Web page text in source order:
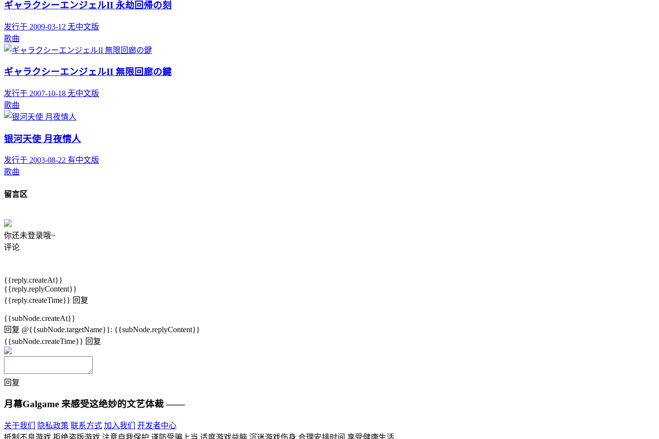
ギャラクシーエンジェルII 永劫回帰の刻
发行于 2009-03-12 无中文版
歌曲
ギャラクシーエンジェルII 無限回廊の鍵
发行于 2007-10-18 无中文版
歌曲
银河天使 月夜情人
发行于 2003-08-22 有中文版
歌曲
留言区
你还未登录哦~
评论
{{reply.createAt}}
{{reply.replyContent}}
{{reply.createTime}} 回复
{{subNode.createAt}}
回复 @{{subNode.targetName}}: {{subNode.replyContent}}
{{subNode.createTime}} 回复
回复
月幕Galgame 来感受这绝妙的文艺体裁 ——
关于我们 隐私政策 联系方式 加入我们
开发者中心